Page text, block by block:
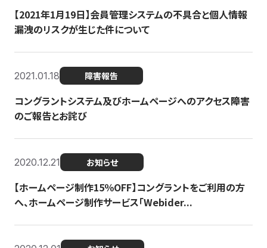
【2021年1月19日】会員管理システムの不具合と個人情報
漏洩のリスクが生じた件について
2021.01.18 障害報告
コングラントシステム及びホームページへのアクセス障害
のご報告とお詫び
2020.12.21 お知らせ
【ホームページ制作15％OFF】コングラントをご利用の方
へ、ホームページ制作サービス「Webider...